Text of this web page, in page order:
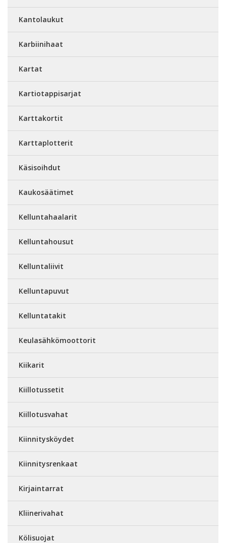
Kantolaukut
Karbiinihaat
Kartat
Kartiotappisarjat
Karttakortit
Karttaplotterit
Käsisoihdut
Kaukosäätimet
Kelluntahaalarit
Kelluntahousut
Kelluntaliivit
Kelluntapuvut
Kelluntatakit
Keulasähkömoottorit
Kiikarit
Kiillotussetit
Kiillotusvahat
Kiinnitysköydet
Kiinnitysrenkaat
Kirjaintarrat
Kliinerivahat
Kölisuojat